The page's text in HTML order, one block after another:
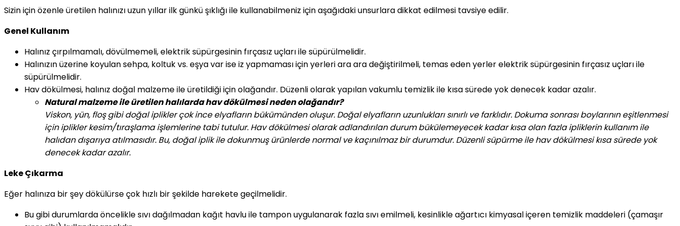
Sizin için özenle üretilen halınızı uzun yıllar ilk günkü şıklığı ile kullanabilmeniz için aşağıdaki unsurlara dikkat edilmesi tavsiye edilir.
Genel Kullanım
Halınız çırpılmamalı, dövülmemeli, elektrik süpürgesinin fırçasız uçları ile süpürülmelidir.
Halınızın üzerine koyulan sehpa, koltuk vs. eşya var ise iz yapmaması için yerleri ara ara değiştirilmeli, temas eden yerler elektrik süpürgesinin fırçasız uçları ile
süpürülmelidir.
Hav dökülmesi, halınız doğal malzeme ile üretildiği için olağandır. Düzenli olarak yapılan vakumlu temizlik ile kısa sürede yok denecek kadar azalır.
Natural malzeme ile üretilen halılarda hav dökülmesi neden olağandır?
Viskon, yün, floş gibi doğal iplikler çok ince elyafların bükümünden oluşur. Doğal elyafların uzunlukları sınırlı ve farklıdır. Dokuma sonrası boylarının eşitlenmesi
için iplikler kesim/tıraşlama işlemlerine tabi tutulur. Hav dökülmesi olarak adlandırılan durum bükülemeyecek kadar kısa olan fazla ipliklerin kullanım ile
halıdan dışarıya atılmasıdır. Bu, doğal iplik ile dokunmuş ürünlerde normal ve kaçınılmaz bir durumdur. Düzenli süpürme ile hav dökülmesi kısa sürede yok
denecek kadar azalır.
Leke Çıkarma
Eğer halınıza bir şey dökülürse çok hızlı bir şekilde harekete geçilmelidir.
Bu gibi durumlarda öncelikle sıvı dağılmadan kağıt havlu ile tampon uygulanarak fazla sıvı emilmeli, kesinlikle ağartıcı kimyasal içeren temizlik maddeleri (çamaşır